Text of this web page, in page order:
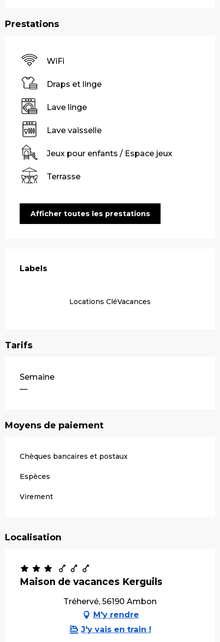
Prestations
WiFi
Draps et linge
Lave linge
Lave vaisselle
Jeux pour enfants / Espace jeux
Terrasse
Afficher toutes les prestations
Labels
Labels
Locations CléVacances
Tarifs
Tarifs 2026
Semaine
—
Moyens de paiement
Chèques bancaires et postaux
Espèces
Virement
Localisation
Maison de vacances Kerguils
Tréhervé, 56190 Ambon
M'y rendre
J'y vais en train !